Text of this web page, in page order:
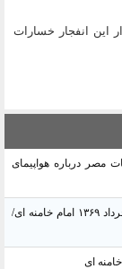
اين انفجار خسارات
مصر درباره هواپیمای
منشور گفتمان امام و انقلاب - 7 /بخش دوم : شرح پیام ۱۰ خرداد ۱۳۶۹ امام خامنه ای/
ای